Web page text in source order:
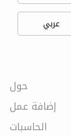
حول
إضافة عمل
الحاسبات